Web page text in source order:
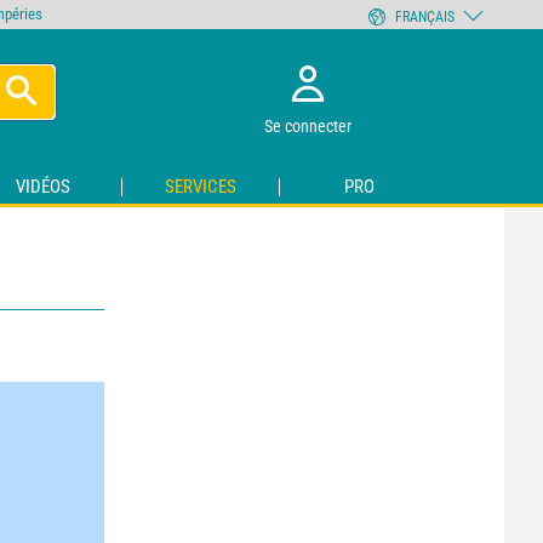
Se connecter
VIDÉOS SERVICES PRO
FRANÇAIS